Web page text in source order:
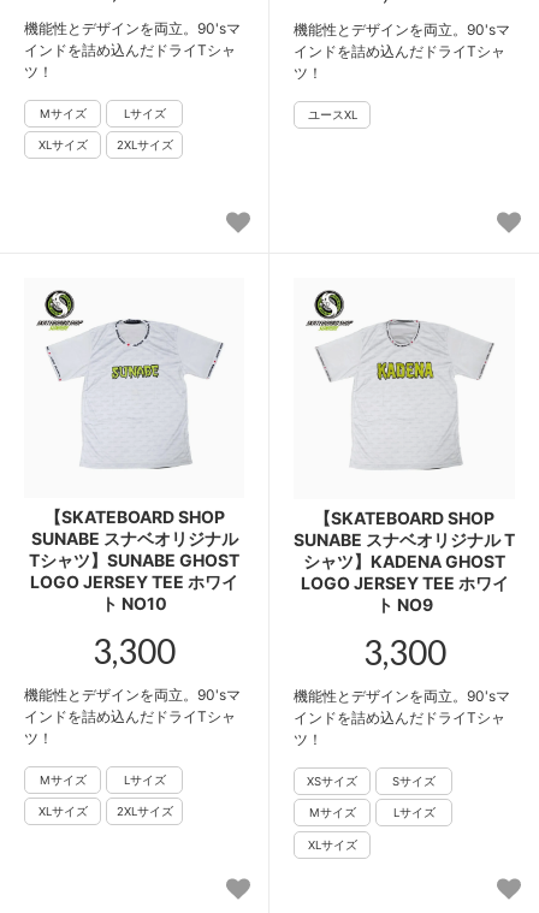
機能性とデザインを両立。90'sマ
インドを詰め込んだドライTシャ
ツ！
機能性とデザインを両立。90'sマ
インドを詰め込んだドライTシャ
ツ！
【SKATEBOARD SHOP
SUNABE スナベオリジナル
Tシャツ】SUNABE GHOST
LOGO JERSEY TEE ホワイ
ト NO10
3,300
機能性とデザインを両立。90'sマ
インドを詰め込んだドライTシャ
ツ！
【SKATEBOARD SHOP
SUNABE スナベオリジナル T
シャツ】KADENA GHOST
LOGO JERSEY TEE ホワイ
ト NO9
3,300
機能性とデザインを両立。90'sマ
インドを詰め込んだドライTシャ
ツ！